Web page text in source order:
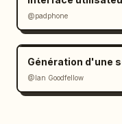
@padphone
@Ian Goodfellow